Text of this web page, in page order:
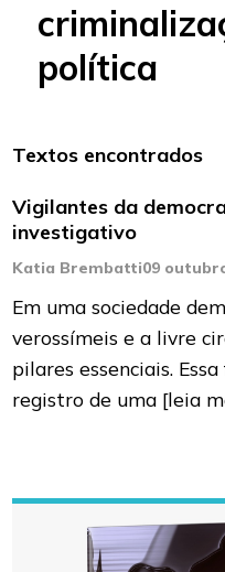
política
Textos encontrados
Vigilantes da
investigativo
Katia Brembatti09
Em uma sociedade
verossímeis e a livre
pilares essenciais.
registro de uma [leia